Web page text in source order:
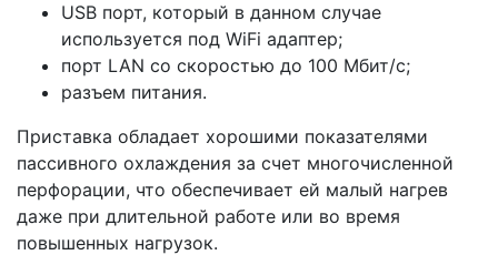
USB порт, который в данном случае
используется под WiFi адаптер;
порт LAN со скоростью до 100 Мбит/с;
разъем питания.
Приставка обладает хорошими показателями
пассивного охлаждения за счет многочисленной
перфорации, что обеспечивает ей малый нагрев
даже при длительной работе или во время
повышенных нагрузок.